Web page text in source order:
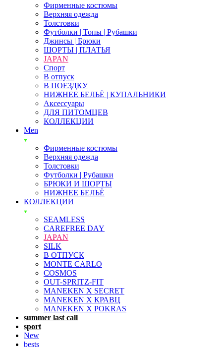
Фирменные костюмы
Верхняя одежда
Толстовки
Футболки | Топы | Рубашки
Джинсы | Брюки
ШОРТЫ | ПЛАТЬЯ
JAPAN
Спорт
В отпуск
В ПОЕЗДКУ
НИЖНЕЕ БЕЛЬЁ | КУПАЛЬНИКИ
Аксессуары
ДЛЯ ПИТОМЦЕВ
КОЛЛЕКЦИИ
Men
Фирменные костюмы
Верхняя одежда
Толстовки
Футболки | Рубашки
БРЮКИ И ШОРТЫ
НИЖНЕЕ БЕЛЬЁ
КОЛЛЕКЦИИ
SEAMLESS
CAREFREE DAY
JAPAN
SILK
В ОТПУСК
MONTE CARLO
COSMOS
OUT-SPRITZ-FIT
MANEKEN X SECRET
MANEKEN X КРАВЦ
MANEKEN X POKRAS
summer last call
sport
New
bests